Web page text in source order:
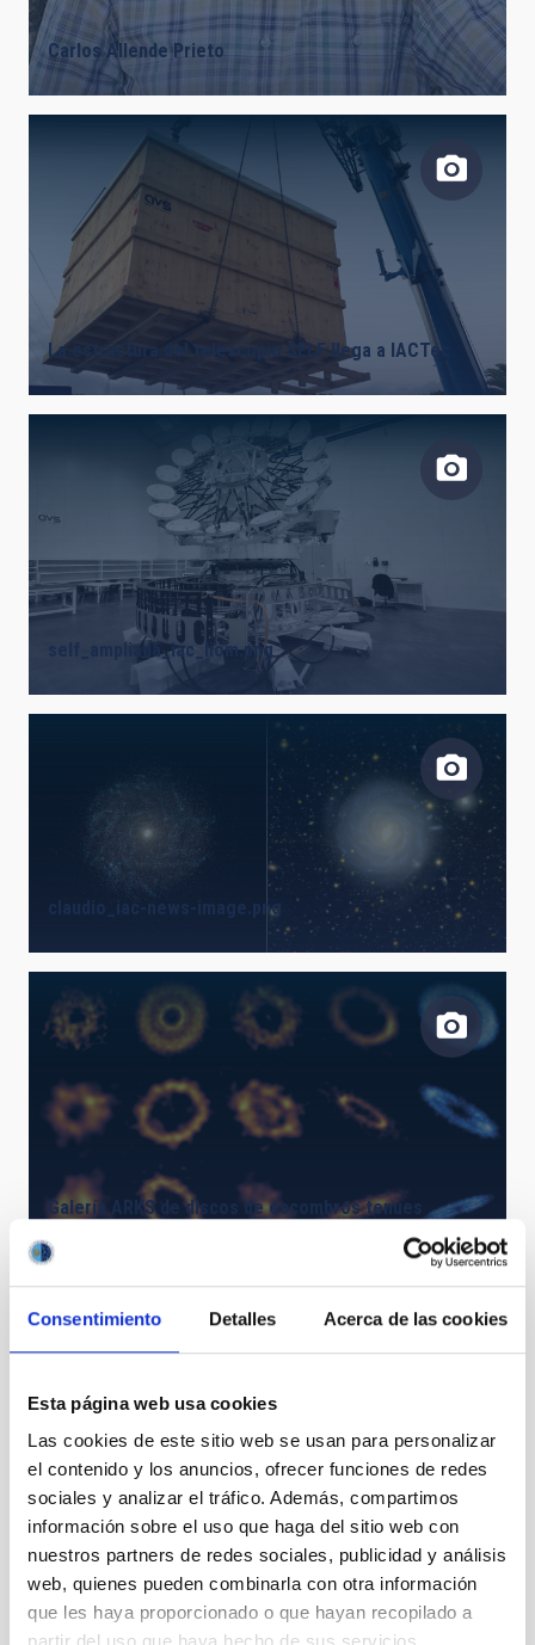
Consentimiento Detalles Acerca de las cookies
Esta página web usa cookies
Las cookies de este sitio web se usan para personalizar
el contenido y los anuncios, ofrecer funciones de redes
sociales y analizar el tráfico. Además, compartimos
información sobre el uso que haga del sitio web con
nuestros partners de redes sociales, publicidad y análisis
web, quienes pueden combinarla con otra información
que les haya proporcionado o que hayan recopilado a
Carlos Allende Prieto
La estructura del telescopio SELF llega a IACTec
self_ampliada_iac_liom.png
claudio_iac-news-image.png
Galería ARKS de discos de escombros tenues
C/2025 A6 (Lemmon)